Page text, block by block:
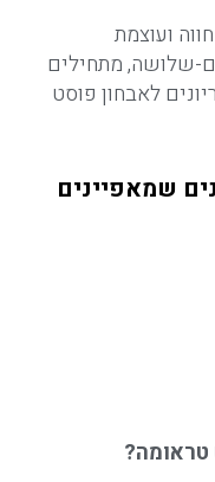
ועוצמת
שלושה, מתחילים
לאבחון פוסט
שמאפיינים
טראומה?